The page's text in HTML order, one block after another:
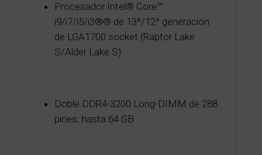
Procesador Intel® Core™
i9/i7/i5/i3®® de 13ª/12ª generación
de LGA1700 socket (Raptor Lake
S/Alder Lake S)
Doble DDR4-3200 Long-DIMM de 288
pines, hasta 64 GB